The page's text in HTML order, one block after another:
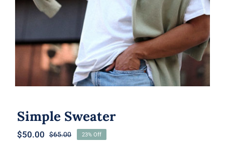
Simple Sweater
$65.00Original
$50.00
Current
23% Off